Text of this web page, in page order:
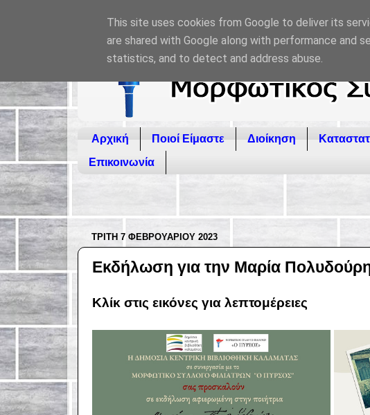
Αρχική Ποιοί Είμαστε Διοίκηση
Επικοινωνία
ΤΡΊΤΗ 7 ΦΕΒΡΟΥΑΡΊΟΥ 2023
Εκδήλωση για την Μαρία
Κλίκ στις εικόνες για λεπτομέρειες
This site uses cookies from Google to deliver its
are shared with Google along with performance and
statistics, and to detect and address abuse.